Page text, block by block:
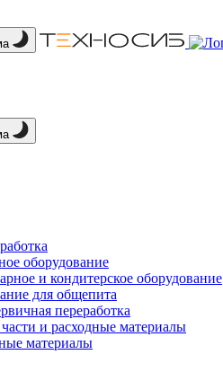
оборудование
и кондитерское оборудование
для общепита
переработка
и расходные материалы
материалы